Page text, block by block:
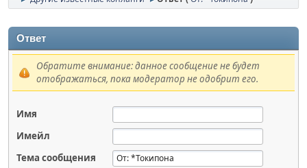
Ответ
Обратите внимание: данное сообщение не будет
отображаться, пока модератор не одобрит его.
Имя
Имейл
Тема сообщения